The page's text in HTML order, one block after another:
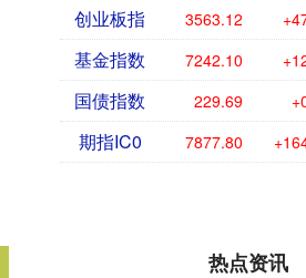
创业板指 3563.12
基金指数 7242.10
国债指数 229.69
期指IC0 7877.80
热点资讯